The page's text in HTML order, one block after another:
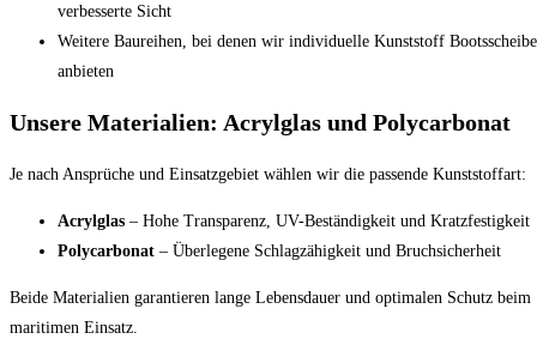
verbesserte Sicht
Weitere Baureihen, bei denen wir individuelle Kunststoff
anbieten
Unsere Materialien: Acrylglas und Polycarbonat
Je nach Ansprüche und Einsatzgebiet wählen wir die passende Kunststoffart:
Acrylglas – Hohe Transparenz, UV-Beständigkeit und Kratzfestigkeit
Polycarbonat – Überlegene Schlagzähigkeit und Bruchsicherheit
Beide Materialien garantieren lange Lebensdauer und optimalen Schutz beim
maritimen Einsatz.